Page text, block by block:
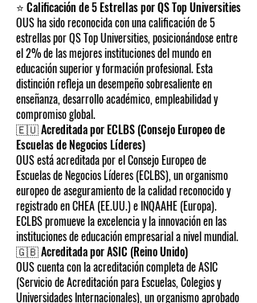
⭐ Calificación de 5 Estrellas por QS Top Universities
OUS ha sido reconocida con una calificación de 5
estrellas por QS Top Universities, posicionándose entre
el 2% de las mejores instituciones del mundo en
educación superior y formación profesional. Esta
distinción refleja un desempeño sobresaliente en
enseñanza, desarrollo académico, empleabilidad y
compromiso global.
🇪🇺 Acreditada por ECLBS (Consejo Europeo de
Escuelas de Negocios Líderes)
OUS está acreditada por el Consejo Europeo de
Escuelas de Negocios Líderes (ECLBS), un organismo
europeo de aseguramiento de la calidad reconocido y
registrado en CHEA (EE.UU.) e INQAAHE (Europa).
ECLBS promueve la excelencia y la innovación en las
instituciones de educación empresarial a nivel mundial.
🇬🇧 Acreditada por ASIC (Reino Unido)
OUS cuenta con la acreditación completa de ASIC
(Servicio de Acreditación para Escuelas, Colegios y
Universidades Internacionales), un organismo aprobado